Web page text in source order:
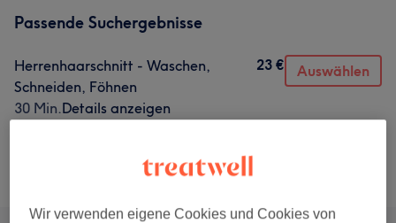
Passende Suchergebnisse
Herrenhaarschnitt - Waschen,
Schneiden, Föhnen
30 Min.Details anzeigen
23 € Auswählen
Nicht gefunden wonach du gesucht hast?
Wir verwenden eigene Cookies und Cookies von